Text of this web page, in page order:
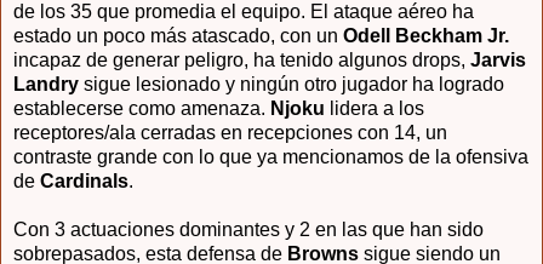
de los 35 que promedia el equipo. El ataque aéreo ha
estado un poco más atascado, con un Odell Beckham Jr.
incapaz de generar peligro, ha tenido algunos drops, Jarvis
Landry sigue lesionado y ningún otro jugador ha logrado
establecerse como amenaza. Njoku lidera a los
receptores/ala cerradas en recepciones con 14, un
contraste grande con lo que ya mencionamos de la ofensiva
de Cardinals.
Con 3 actuaciones dominantes y 2 en las que han sido
sobrepasados, esta defensa de Browns sigue siendo un